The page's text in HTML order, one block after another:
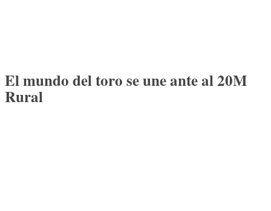
El mundo del toro se une ante al 20M
Rural